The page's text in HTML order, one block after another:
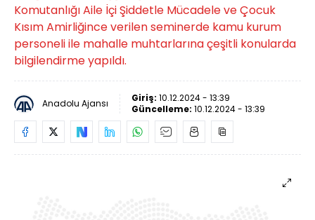
Komutanlığı Aile İçi Şiddetle Mücadele ve Çocuk
Kısım Amirliğince verilen seminerde kamu kurum
personeli ile mahalle muhtarlarına çeşitli konularda
bilgilendirme yapıldı.
Anadolu Ajansı Giriş: 10.12.2024 - 13:39
Güncelleme: 10.12.2024 - 13:39